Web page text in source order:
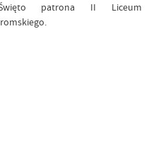
patrona II Liceum